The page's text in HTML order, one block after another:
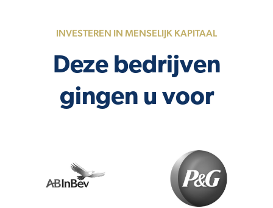
INVESTEREN IN MENSELIJK KAPITAAL
Deze bedrijven
gingen u voor